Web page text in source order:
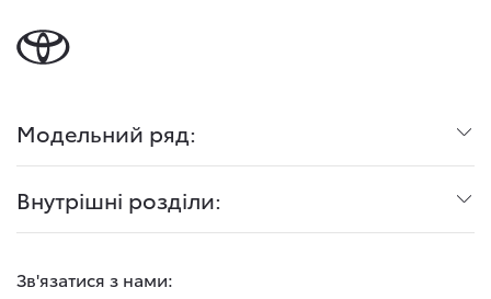
Модельний ряд:
Внутрішні розділи:
Зв'язатися з нами: